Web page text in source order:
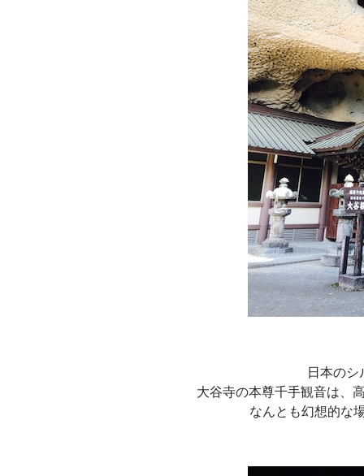
日本の
大谷寺の本尊千手観音は、
なんとも幻想的な